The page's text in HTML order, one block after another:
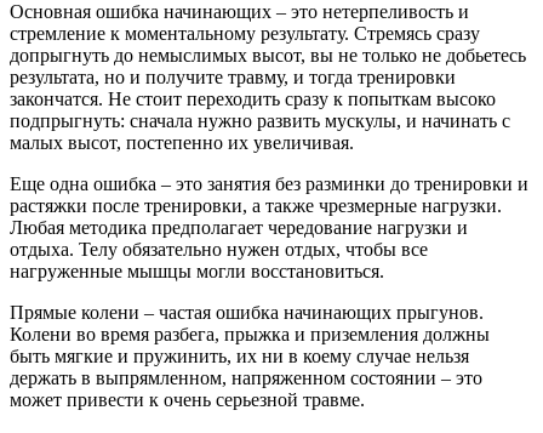
Основная ошибка начинающих – это нетерпеливость и
стремление к моментальному результату. Стремясь сразу
допрыгнуть до немыслимых высот, вы не только не добьетесь
результата, но и получите травму, и тогда тренировки
закончатся. Не стоит переходить сразу к попыткам высоко
подпрыгнуть: сначала нужно развить мускулы, и начинать с
малых высот, постепенно их увеличивая.
Еще одна ошибка – это занятия без разминки до тренировки и
растяжки после тренировки, а также чрезмерные нагрузки.
Любая методика предполагает чередование нагрузки и
отдыха. Телу обязательно нужен отдых, чтобы все
нагруженные мышцы могли восстановиться.
Прямые колени – частая ошибка начинающих прыгунов.
Колени во время разбега, прыжка и приземления должны
быть мягкие и пружинить, их ни в коему случае нельзя
держать в выпрямленном, напряженном состоянии – это
может привести к очень серьезной травме.